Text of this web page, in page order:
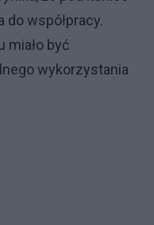
do współpracy.
miało być
wykorzystania